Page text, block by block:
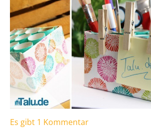
Es gibt 1 Kommentar